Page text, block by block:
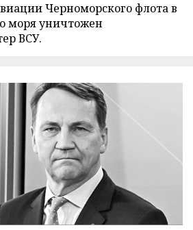
Черноморского флота в
моря уничтожен
ВСУ.